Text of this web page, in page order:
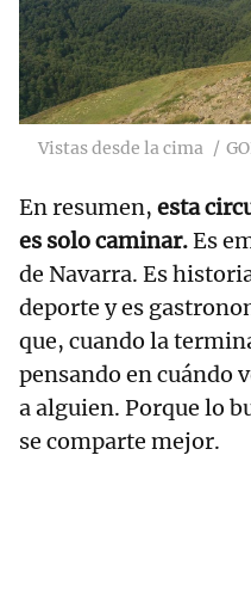
Vistas desde la cima
En resumen, esta
es solo caminar.Es
de Navarra. Es
deporte y es
que, cuando la
pensando en cuándo
a alguien. Porque lo
se comparte mejor.